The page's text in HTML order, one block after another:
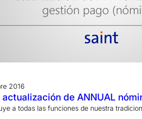
2016
de ANNUAL
a todas las funciones de nuestra